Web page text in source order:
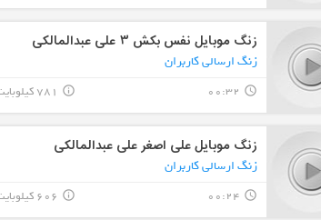
زنگ موبایل نفس بکش ۳ علی عبدالمالکی
زنگ ارسالی کاربران
query_builder
00:32 781 کیلوبایت info_outline
زنگ موبایل علی اصغر علی عبدالمالکی
زنگ ارسالی کاربران
query_builder
00:24 606 کیلوبایت info_outline